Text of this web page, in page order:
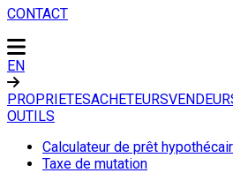
CONTACT
EN
PROPRIETESACHETEURS
OUTILS
Calculateur de prêt
Taxe de mutation